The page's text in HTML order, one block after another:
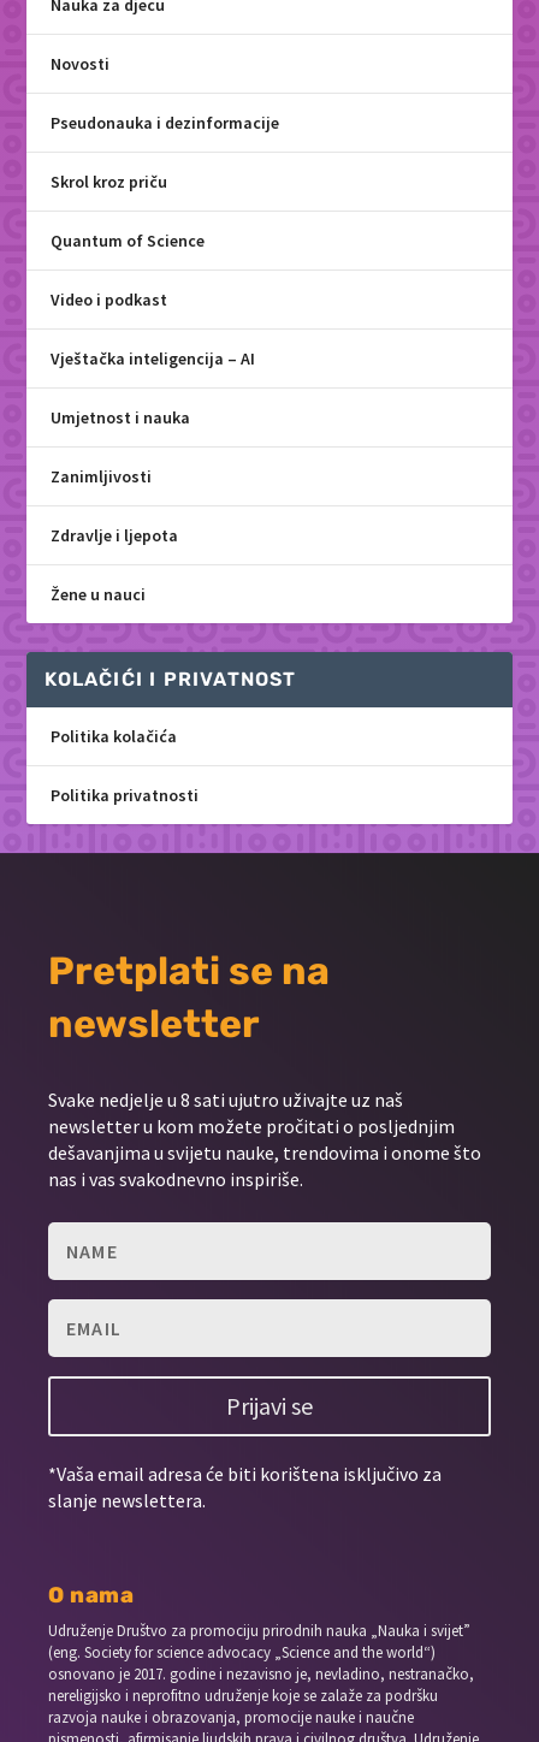
Nauka za djecu
Novosti
Pseudonauka i dezinformacije
Skrol kroz priču
Quantum of Science
Video i podkast
Vještačka inteligencija – AI
Umjetnost i nauka
Zanimljivosti
Zdravlje i ljepota
Žene u nauci
KOLAČIĆI I PRIVATNOST
Politika kolačića
Politika privatnosti
Pretplati se na
newsletter
Svake nedjelje u 8 sati ujutro uživajte uz naš
newsletter u kom možete pročitati o posljednjim
dešavanjima u svijetu nauke, trendovima i onome što
nas i vas svakodnevno inspiriše.
Prijavi se
*Vaša email adresa će biti korištena isključivo za
slanje newslettera.
O nama
Udruženje Društvo za promociju prirodnih nauka „Nauka i svijet”
(eng. Society for science advocacy „Science and the world“)
osnovano je 2017. godine i nezavisno je, nevladino, nestranačko,
nereligijsko i neprofitno udruženje koje se zalaže za podršku
razvoja nauke i obrazovanja, promocije nauke i naučne